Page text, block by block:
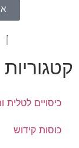
קטגוריות
כיסויים לטלית
כוסות קידוש